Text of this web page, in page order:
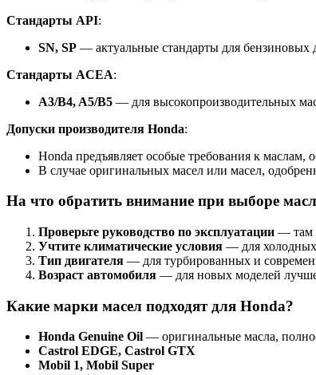
Стандарты API:
SN, SP — актуальные стандарты для бензиновых
Стандарты ACEA:
A3/B4, A5/B5 — для высокопроизводительных
Допуски производителя Honda:
Honda предъявляет особые требования к
В случае оригинальных масел или масел,
На что обратить внимание при выборе
Проверьте руководство по эксплуатации — там
Учтите климатические условия — для холодных
Тип двигателя — для турбированных и
Возраст автомобиля — для новых моделей лучше
Какие марки масел подходят для Honda?
Honda Genuine Oil — оригинальные масла,
Castrol EDGE, Castrol GTX
Mobil 1, Mobil Super